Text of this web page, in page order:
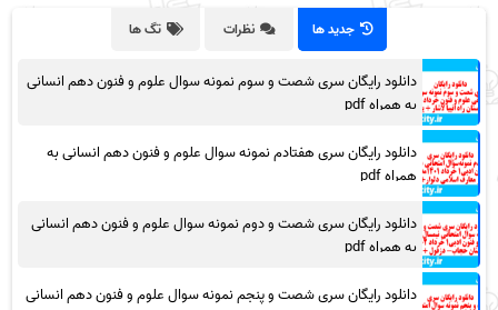
جدید ها نظرات تگ ها
دانلود رایگان سری شصت و سوم نمونه سوال علوم و فنون دهم انسانی
به همراه pdf
دانلود رایگان سری هفتادم نمونه سوال علوم و فنون دهم انسانی به
همراه pdf
دانلود رایگان سری شصت و دوم نمونه سوال علوم و فنون دهم انسانی
به همراه pdf
دانلود رایگان سری شصت و پنجم نمونه سوال علوم و فنون دهم انسانی